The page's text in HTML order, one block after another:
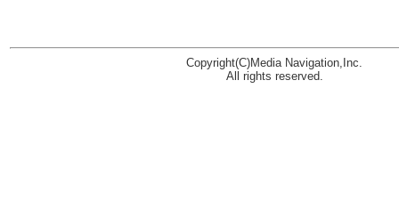
Copyright(C)Media Navigation,Inc.
All rights reserved.